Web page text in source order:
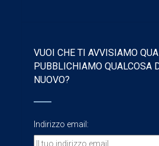
VUOI CHE TI AVVISIAMO
PUBBLICHIAMO QUALCOSA
NUOVO?
Indirizzo email: